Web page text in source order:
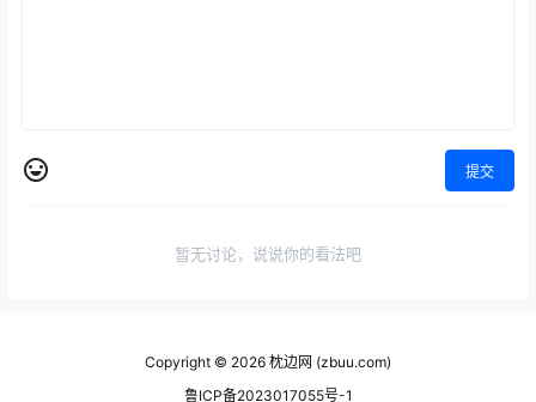
提交
暂无讨论，说说你的看法吧
Copyright © 2026 枕边网 (zbuu.com)
鲁ICP备2023017055号-1